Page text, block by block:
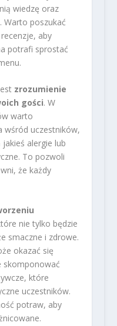
wiedzę oraz
Warto poszukać
aby
potrafi sprostać
zrozumienie
gości. W
warto
wśród uczestników,
alergie lub
To pozwoli
że każdy
nie tylko będzie
smaczne i zdrowe.
okazać się
skomponować
które
uczestników.
potraw, aby